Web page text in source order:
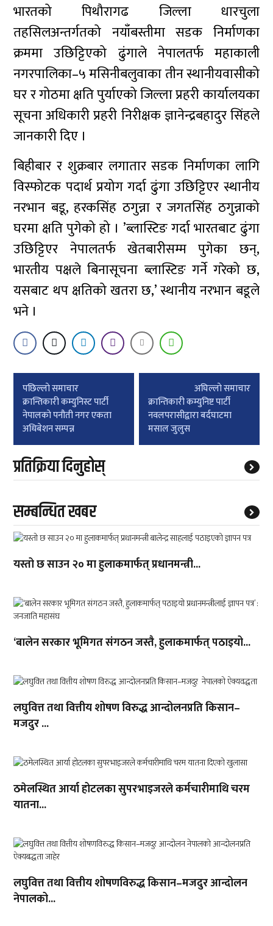
भारतको पिथौरागढ जिल्ला धारचुला
तहसिलअन्तर्गतको नयाँबस्तीमा सडक निर्माणका
क्रममा उछिट्टिएको ढुंगाले नेपालतर्फ महाकाली
नगरपालिका–५ मसिनीबलुवाका तीन स्थानीयवासीको
घर र गोठमा क्षति पुर्याएको जिल्ला प्रहरी कार्यालयका
सूचना अधिकारी प्रहरी निरीक्षक ज्ञानेन्द्रबहादुर सिंहले
जानकारी दिए ।
बिहीबार र शुक्रबार लगातार सडक निर्माणका लागि
विस्फोटक पदार्थ प्रयोग गर्दा ढुंगा उछिट्टिएर स्थानीय
नरभान बडू, हरकसिंह ठगुन्ना र जगतसिंह ठगुन्नाको
घरमा क्षति पुगेको हो । ’ब्लास्टिङ गर्दा भारतबाट ढुंगा
उछिट्टिएर नेपालतर्फ खेतबारीसम्म पुगेका छन्,
भारतीय पक्षले बिनासूचना ब्लास्टिङ गर्ने गरेको छ,
यसबाट थप क्षतिको खतरा छ,’ स्थानीय नरभान बडूले
भने ।
Post
navigation
पछिल्लाे समाचार
क्रान्तिकारी कम्युनिस्ट पार्टी
नेपालकाे पनौती नगर एकता
अधिबेशन सम्पन्न
अघिल्लाे समाचार
क्रान्तिकारी कम्युनिष्ट पार्टी
नवलपरासीद्वारा बर्दघाटमा
मसाल जुलुस
प्रतिक्रिया दिनुहोस्
सम्बन्धित खबर
यस्तो छ साउन २० मा हुलाकमार्फत् प्रधानमन्त्री...
‘बालेन सरकार भूमिगत संगठन जस्तै, हुलाकमार्फत् पठाइयो...
लघुवित्त तथा वित्तीय शोषण विरुद्ध आन्दोलनप्रति किसान–
मजदुर ...
ठमेलस्थित आर्या होटलका सुपरभाइजरले कर्मचारीमाथि चरम
यातना...
लघुवित्त तथा वित्तीय शोषणविरुद्ध किसान–मजदुर आन्दोलन
नेपालको...